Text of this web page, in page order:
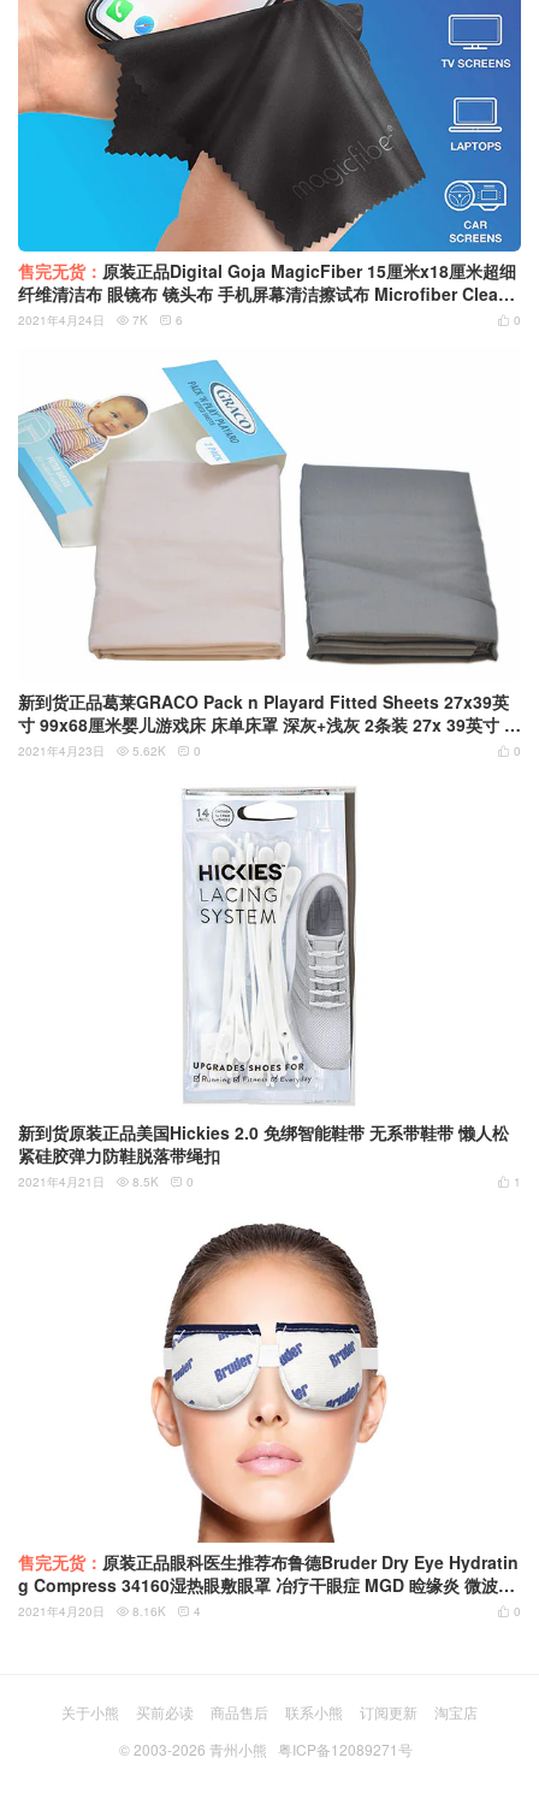
售完无货： 原装正品Digital Goja MagicFiber 15厘米x18厘米超细
纤维清洁布 眼镜布 镜头布 手机屏幕清洁擦试布 Microfiber Cleani
ng Cloths
 0
2021年4月24日  7K  6
新到货正品葛莱GRACO Pack n Playard Fitted Sheets 27x39英
寸 99x68厘米婴儿游戏床 床单床罩 深灰+浅灰 2条装 27x 39英寸 1
900477
 0
2021年4月23日  5.62K  0
新到货原装正品美国Hickies 2.0 免绑智能鞋带 无系带鞋带 懒人松
紧硅胶弹力防鞋脱落带绳扣
 1
2021年4月21日  8.5K  0
售完无货： 原装正品眼科医生推荐布鲁德Bruder Dry Eye Hydratin
g Compress 34160湿热眼敷眼罩 冶疗干眼症 MGD 睑缘炎 微波加
热 可清洗
 0
2021年4月20日  8.16K  4
关于小熊 买前必读 商品售后 联系小熊 订阅更新
淘宝店
© 2003-2026 青州小熊 粤ICP备12089271号